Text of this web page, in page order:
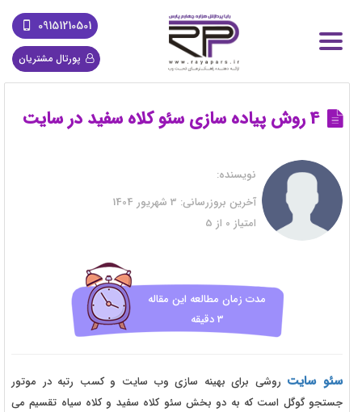
09151210501
پورتال مشتریان
4 روش پیاده سازی سئو کلاه سفید در سایت
نویسنده:
آخرین بروزرسانی:
امتیاز 0 از 5
مدت زمان مطالعه این مقاله
3 دقیقه
سئو سایت روشی برای بهینه سازی وب سایت و کسب رتبه در موتور
جستجو گوگل است که به دو بخش سئو کلاه سفید و کلاه سیاه تقسیم می